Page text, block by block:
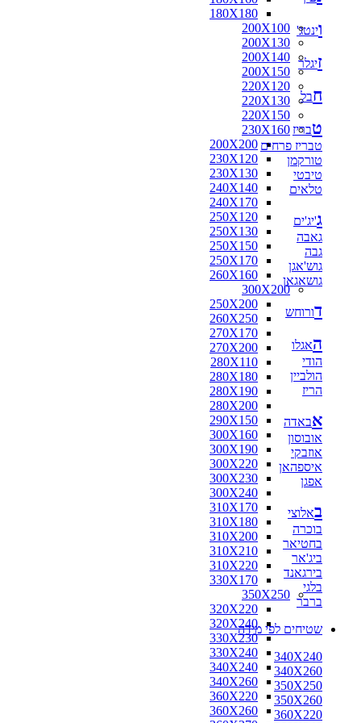
180X180
200X100
200X130
200X140
200X150
220X120
220X130
220X150
230X160
200X200
230X120
230X130
240X140
240X170
250X120
250X130
250X150
250X170
260X160
300X200
250X200
260X250
270X170
270X200
280X110
280X180
280X190
280X200
290X150
300X160
300X190
300X220
300X230
300X240
310X170
310X180
310X200
310X210
310X220
330X170
350X250
320X220
320X240
330X230
330X240
340X240
340X260
360X220
360X260
וינטג'
זיגלר
חבל
טבריז
טבריז פרחים
טורקמן
טיבטי
טלאים
ג'יג'ים
גאבה
גבה
גוש'אגן
גושאגאן
דורוחש
האגלו
הודי
הולביין
הריז
אבאדה
אובוסון
אוזבקי
איספהאן
אפגן
באלוצי
בוכרה
בחטיאר
ביג'אר
בירגאנד
בלגי
ברבר
שטיחים לפי מידה
340X240
340X260
350X250
350X260
360X220